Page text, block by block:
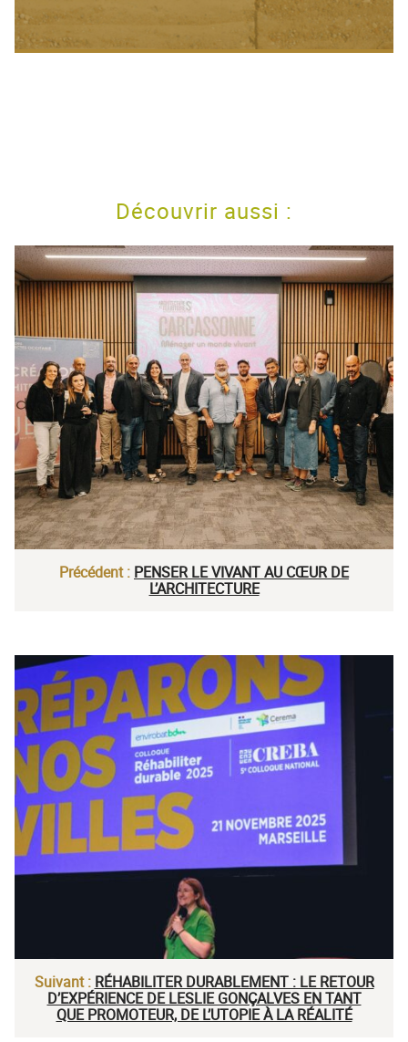
Découvrir aussi :
Précédent : PENSER LE VIVANT AU CŒUR DE
L’ARCHITECTURE
Suivant : RÉHABILITER DURABLEMENT : LE RETOUR
D’EXPÉRIENCE DE LESLIE GONÇALVES EN TANT
QUE PROMOTEUR, DE L’UTOPIE À LA RÉALITÉ